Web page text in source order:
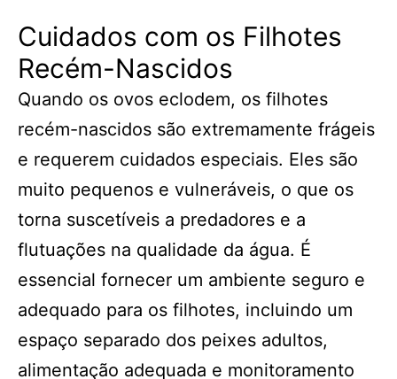
Cuidados com os Filhotes
Recém-Nascidos
Quando os ovos eclodem, os filhotes
recém-nascidos são extremamente frágeis
e requerem cuidados especiais. Eles são
muito pequenos e vulneráveis, o que os
torna suscetíveis a predadores e a
flutuações na qualidade da água. É
essencial fornecer um ambiente seguro e
adequado para os filhotes, incluindo um
espaço separado dos peixes adultos,
alimentação adequada e monitoramento